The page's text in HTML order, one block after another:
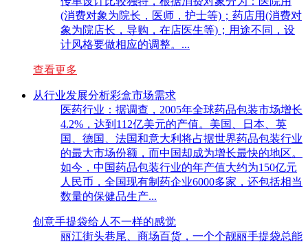
(消费对象为院长，医师，护士等)；药店用(消费对
象为院店长，导购，在店医生等)；用途不同，设
计风格要做相应的调整。...
查看更多
从行业发展分析彩盒市场需求
医药行业：据调查，2005年全球药品包装市场增长
4.2%，达到112亿美元的产值。美国、日本、英
国、德国、法国和意大利将占据世界药品包装行业
的最大市场份额，而中国却成为增长最快的地区。
如今，中国药品包装行业的年产值大约为150亿元
人民币，全国现有制药企业6000多家，还包括相当
数量的保健品生产...
创意手提袋给人不一样的感觉
丽江街头巷尾、商场百货，一个个靓丽手提袋总能